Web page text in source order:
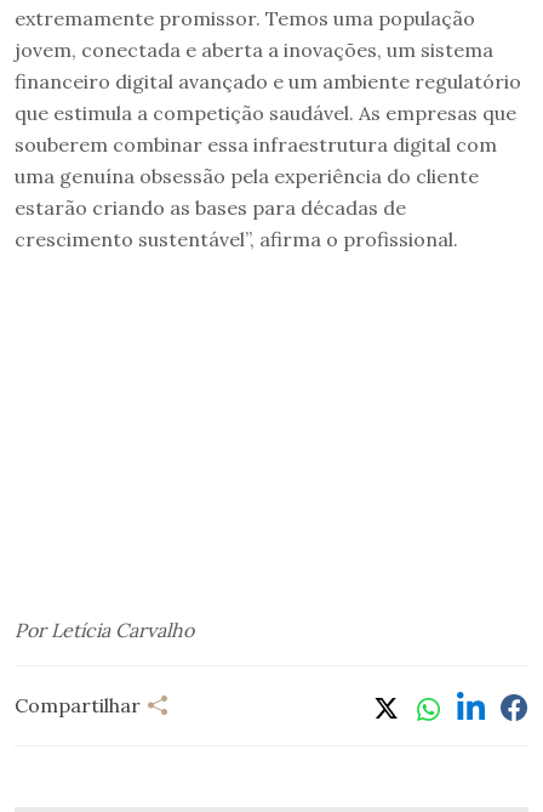
extremamente promissor. Temos uma população
jovem, conectada e aberta a inovações, um sistema
financeiro digital avançado e um ambiente regulatório
que estimula a competição saudável. As empresas que
souberem combinar essa infraestrutura digital com
uma genuína obsessão pela experiência do cliente
estarão criando as bases para décadas de
crescimento sustentável”, afirma o profissional.
Por Letícia Carvalho
Compartilhar